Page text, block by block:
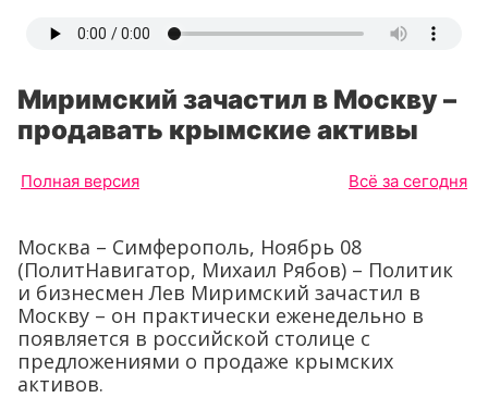
Миримский зачастил в Москву –
продавать крымские активы
Полная версия Всё за сегодня
Москва – Симферополь, Ноябрь 08
(ПолитНавигатор, Михаил Рябов) – Политик
и бизнесмен Лев Миримский зачастил в
Москву – он практически еженедельно в
появляется в российской столице с
предложениями о продаже крымских
активов.